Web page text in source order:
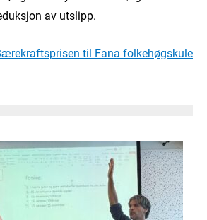
av utslipp.
til Fana folkehøgskule